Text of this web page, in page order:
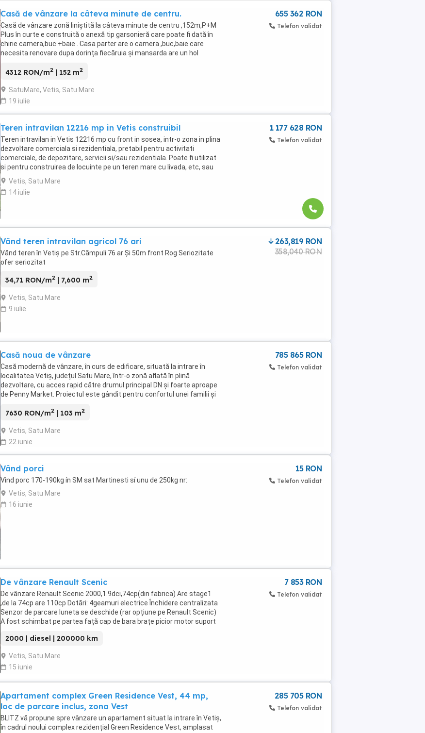
Casă de vânzare la câteva minute de centru.
Casă de vânzare zonă liniștită la câteva minute de centru ,152m,P+M
Plus în curte e construită o anexă tip garsonieră care poate fi dată în
chirie camera,buc +baie . Casa parter are o camera ,buc,baie care
necesita renovare dupa dorința fiecăruia și mansarda are un hol
4312 RON/m2 | 152 m2
SatuMare, Vetis, Satu Mare
19 iulie
655 362 RON
Telefon validat
Teren intravilan 12216 mp in Vetis construibil
Teren intravilan in Vetis 12216 mp cu front in sosea, intr-o zona in plina
dezvoltare comerciala si rezidentiala, pretabil pentru activitati
comerciale, de depozitare, servicii si/sau rezidentiala. Poate fi utilizat
si pentru construirea de locuinte pe un teren mare cu livada, etc, sau
poate fi lotizat ...
Vetis, Satu Mare
14 iulie
1 177 628 RON
Telefon validat
Vând teren intravilan agricol 76 ari
Vănd teren în Vetiș pe Str.Cămpuli 76 ar Și 50m front Rog Seriozitate
ofer seriozitat
34,71 RON/m2 | 7,600 m2
Vetis, Satu Mare
9 iulie
263,819 RON
358,040 RON
Casă noua de vânzare
Casă modernă de vânzare, în curs de edificare, situată la intrare în
localitatea Vetiș, județul Satu Mare, într-o zonă aflată în plină
dezvoltare, cu acces rapid către drumul principal DN și foarte aproape
de Penny Market. Proiectul este gândit pentru confortul unei familii și
7630 RON/m2 | 103 m2
Vetis, Satu Mare
22 iunie
785 865 RON
Telefon validat
Vând porci
Vind porc 170-190kg ín SM sat Martinesti sí unu de 250kg nr:
Vetis, Satu Mare
16 iunie
15 RON
Telefon validat
De vânzare Renault Scenic
De vânzare Renault Scenic 2000,1.9dci,74cp(din fabrica) Are stage1
,de la 74cp are 110cp Dotări: 4geamuri electrice Închidere centralizata
Senzor de parcare luneta se deschide (rar opțiune pe Renault Scenic)
A fost schimbat pe partea față cap de bara brațe picior motor suport
2000 | diesel | 200000 km
Vetis, Satu Mare
15 iunie
7 853 RON
Telefon validat
Apartament complex Green Residence Vest, 44 mp,
loc de parcare inclus, zona Vest
BLITZ vă propune spre vânzare un apartament situat la intrare în Vetiș,
în cadrul noului complex rezidențial Green Residence Vest, amplasat
285 705 RON
Telefon validat